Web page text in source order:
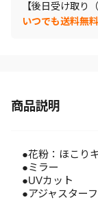
【後日受け取り
いつでも送料無料
商品説明
●花粉：ほこり
●ミラー
●UVカット
●アジャスター